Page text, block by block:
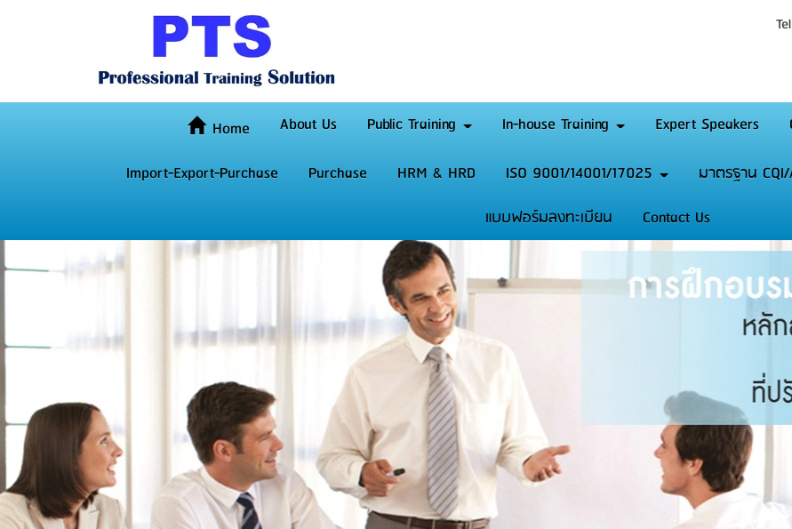
Home About Us Public Training In-house Training Expert Speakers
Import-Export-Purchase
Purchase HRM & HRD ISO 9001/14001/17025 มาตรฐาน
แบบฟอร์มลงทะเบียน
Contact Us